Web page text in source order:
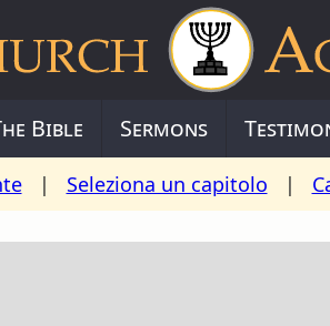
Bible Sermons
| Seleziona un capitolo |